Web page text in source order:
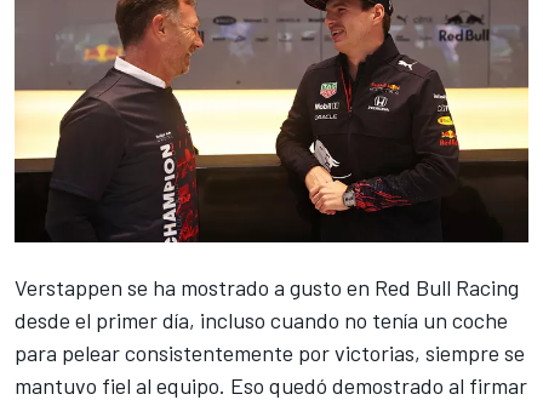
Verstappen se ha mostrado a gusto en Red Bull Racing
desde el primer día, incluso cuando no tenía un coche
para pelear consistentemente por victorias, siempre se
mantuvo fiel al equipo. Eso quedó demostrado al firmar